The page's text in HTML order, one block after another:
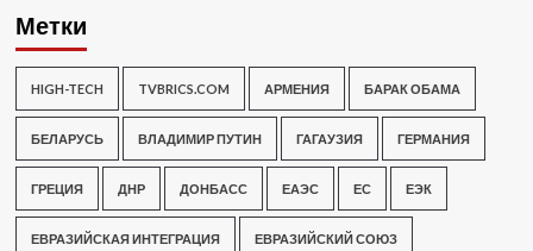
Метки
HIGH-TECH TVBRICS.COM АРМЕНИЯ БАРАК ОБАМА
БЕЛАРУСЬ ВЛАДИМИР ПУТИН ГАГАУЗИЯ ГЕРМАНИЯ
ГРЕЦИЯ ДНР ДОНБАСС ЕАЭС ЕС ЕЭК
ЕВРАЗИЙСКАЯ ИНТЕГРАЦИЯ ЕВРАЗИЙСКИЙ СОЮЗ